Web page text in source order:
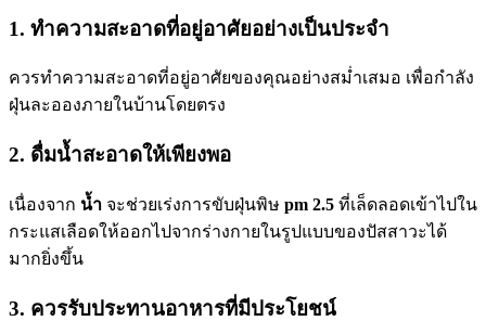
1. ทำความสะอาดที่อยู่อาศัยอย่างเป็นประจำ
ควรทำความสะอาดที่อยู่อาศัยของคุณอย่างสม่ำเสมอ เพื่อกำลัง
ฝุ่นละอองภายในบ้านโดยตรง
2. ดื่มน้ำสะอาดให้เพียงพอ
เนื่องจาก น้ำ จะช่วยเร่งการขับฝุ่นพิษ pm 2.5 ที่เล็ดลอดเข้าไปใน
กระแสเลือดให้ออกไปจากร่างกายในรูปแบบของปัสสาวะได้
มากยิ่งขึ้น
3. ควรรับประทานอาหารที่มีประโยชน์